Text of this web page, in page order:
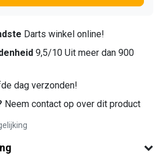
Darts winkel online!
9,5/10 Uit meer dan 900
dag verzonden!
Neem contact op over dit product